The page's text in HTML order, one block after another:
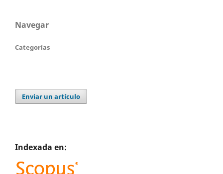
Navegar
Categorías
Enviar un artículo
Indexada en: